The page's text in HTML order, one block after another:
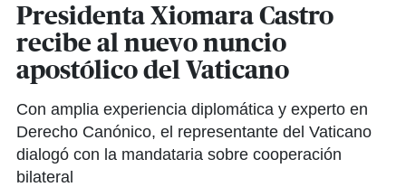
Presidenta Xiomara Castro
recibe al nuevo nuncio
apostólico del Vaticano
Con amplia experiencia diplomática y experto en
Derecho Canónico, el representante del Vaticano
dialogó con la mandataria sobre cooperación
bilateral